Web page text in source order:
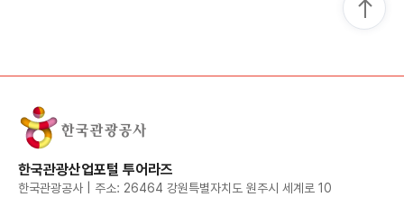
한국관광산업포털 투어라즈
한국관광공사 | 주소: 26464 강원특별자치도 원주시 세계로 10